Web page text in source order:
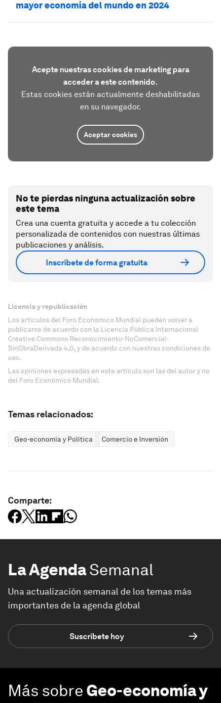
mayor economía del mundo en 2024
Acepte nuestras cookies de marketing para
acceder a este contenido.
Estas cookies están actualmente deshabilitadas
en su navegador.
Aceptar cookies
No te pierdas ninguna actualización sobre
este tema
Crea una cuenta gratuita y accede a tu colección
personalizada de contenidos con nuestras últimas
publicaciones y análisis.
Inscríbete de forma gratuita
Licencia y republicación
Los artículos del Foro Económico Mundial pueden volver a
publicarse de acuerdo con la Licencia Pública Internacional
Creative Commons Reconocimiento-NoComercial-
SinObraDerivada 4.0, y de acuerdo con nuestras condiciones de
uso.
Las opiniones expresadas en este artículo son las del autor y no
del Foro Económico Mundial.
Temas relacionados:
Geo-economía y Política Comercio e Inversión
Comparte:
La AgendaSemanal
Una actualización semanal de los temas más
importantes de la agenda global
Suscríbete hoy
Más sobre Geo-economía y